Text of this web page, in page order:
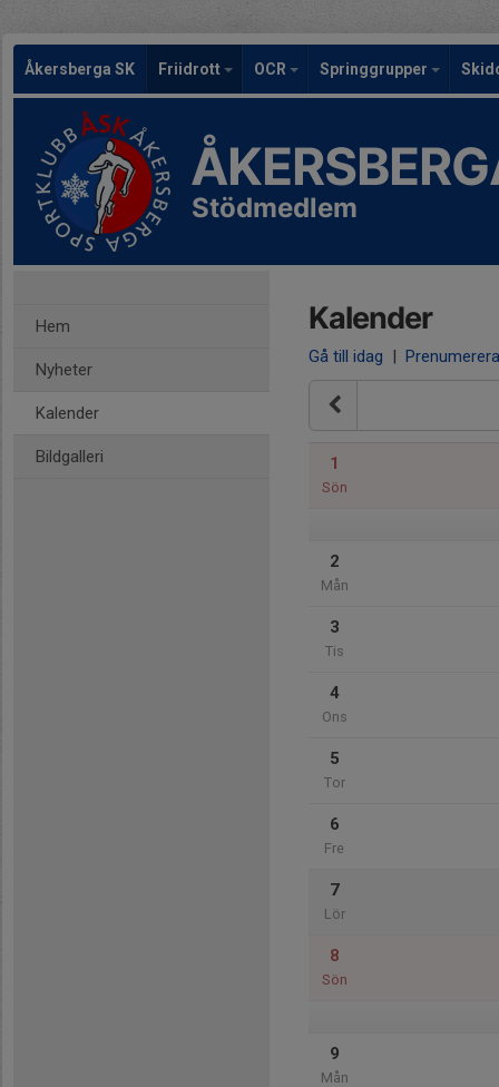
Åkersberga SK Friidrott OCR Springgrupper
Stödmedlem
Hem
Nyheter
Kalender
Bildgalleri
Kalender
Gå till idag | Prenumerera
1
Sön
2
Mån
3
Tis
4
Ons
5
Tor
6
Fre
7
Lör
8
Sön
9
Mån